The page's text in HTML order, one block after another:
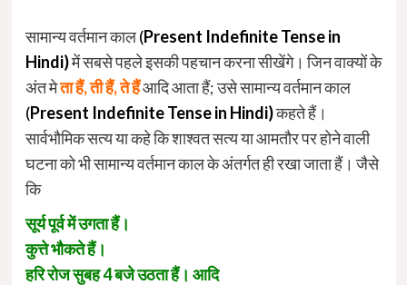
सामान्य वर्तमान काल(Present Indefinite Tense in
Hindi)में सबसे पहले इसकी पहचान करना सीखेंगे। जिन वाक्यों के
अंत मेता हैं, ती हैं, ते हैंआदि आता हैं; उसे सामान्य वर्तमान काल
(Present Indefinite Tense in Hindi)कहते हैं।
सार्वभौमिक सत्य या कहे कि शाश्वत सत्य या आमतौर पर होने वाली
घटना को भी सामान्य वर्तमान काल के अंतर्गत ही रखा जाता हैं। जैसे
कि
सूर्य पूर्व में उगता हैं।
कुत्ते भौकते हैं।
हरि रोज सुबह 4 बजे उठता हैं। आदि